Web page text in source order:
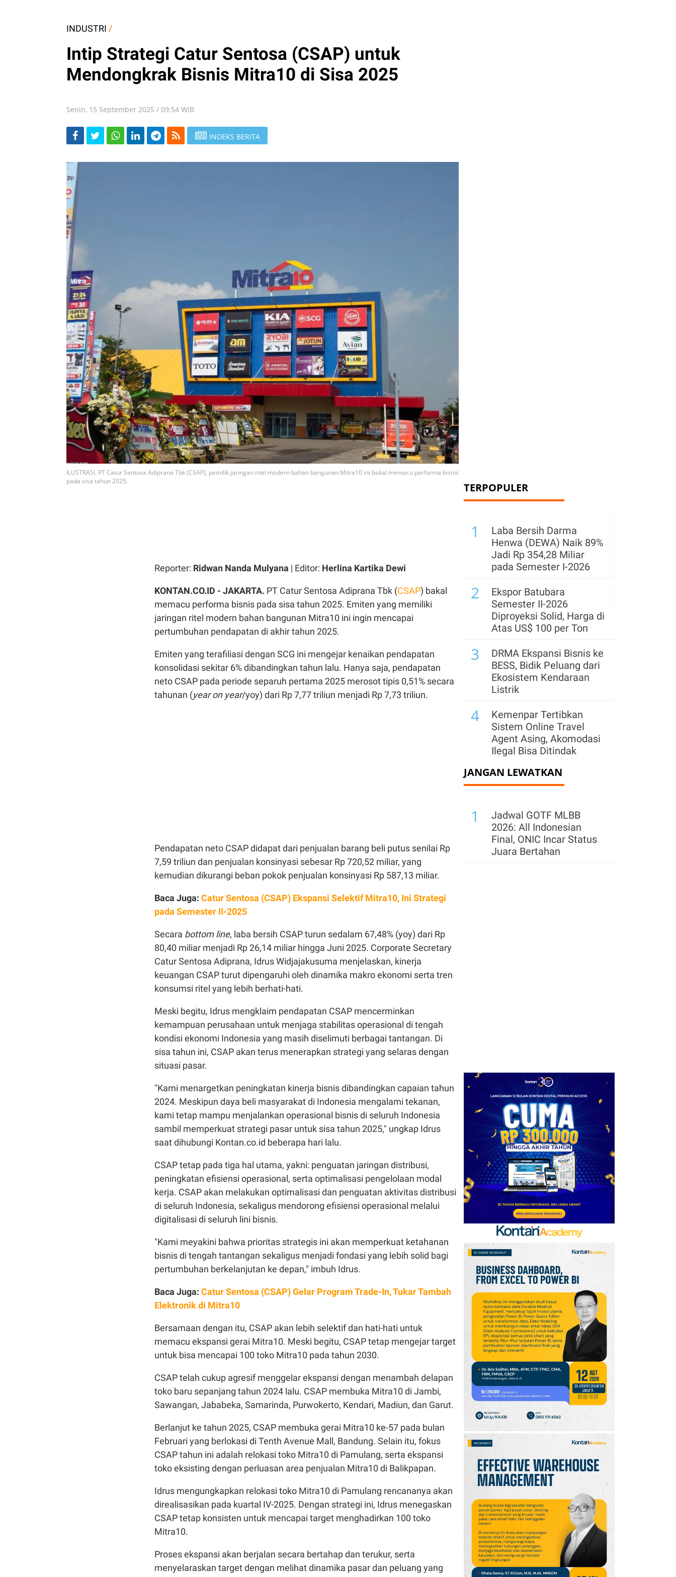
INDUSTRI /
Intip Strategi Catur Sentosa (CSAP) untuk
Mendongkrak Bisnis Mitra10 di Sisa 2025
Senin, 15 September 2025 / 09:54 WIB
INDEKS BERITA
ILUSTRASI. PT Catur Sentosa Adiprana Tbk (CSAP), pemilik jaringan ritel modern bahan bangunan Mitra10 ini bakal memacu performa bisnis
pada sisa tahun 2025.
Reporter: Ridwan Nanda Mulyana | Editor: Herlina Kartika Dewi
KONTAN.CO.ID - JAKARTA. PT Catur Sentosa Adiprana Tbk (CSAP) bakal
memacu performa bisnis pada sisa tahun 2025. Emiten yang memiliki
jaringan ritel modern bahan bangunan Mitra10 ini ingin mencapai
pertumbuhan pendapatan di akhir tahun 2025.
Emiten yang terafiliasi dengan SCG ini mengejar kenaikan pendapatan
konsolidasi sekitar 6% dibandingkan tahun lalu. Hanya saja, pendapatan
neto CSAP pada periode separuh pertama 2025 merosot tipis 0,51% secara
tahunan (year on year/yoy) dari Rp 7,77 triliun menjadi Rp 7,73 triliun.
Pendapatan neto CSAP didapat dari penjualan barang beli putus senilai Rp
7,59 triliun dan penjualan konsinyasi sebesar Rp 720,52 miliar, yang
kemudian dikurangi beban pokok penjualan konsinyasi Rp 587,13 miliar.
Baca Juga: Catur Sentosa (CSAP) Ekspansi Selektif Mitra10, Ini Strategi
pada Semester II-2025
Secara bottom line, laba bersih CSAP turun sedalam 67,48% (yoy) dari Rp
80,40 miliar menjadi Rp 26,14 miliar hingga Juni 2025. Corporate Secretary
Catur Sentosa Adiprana, Idrus Widjajakusuma menjelaskan, kinerja
keuangan CSAP turut dipengaruhi oleh dinamika makro ekonomi serta tren
konsumsi ritel yang lebih berhati-hati.
Meski begitu, Idrus mengklaim pendapatan CSAP mencerminkan
kemampuan perusahaan untuk menjaga stabilitas operasional di tengah
kondisi ekonomi Indonesia yang masih diselimuti berbagai tantangan. Di
sisa tahun ini, CSAP akan terus menerapkan strategi yang selaras dengan
situasi pasar.
"Kami menargetkan peningkatan kinerja bisnis dibandingkan capaian tahun
2024. Meskipun daya beli masyarakat di Indonesia mengalami tekanan,
kami tetap mampu menjalankan operasional bisnis di seluruh Indonesia
sambil memperkuat strategi pasar untuk sisa tahun 2025," ungkap Idrus
saat dihubungi Kontan.co.id beberapa hari lalu.
CSAP tetap pada tiga hal utama, yakni: penguatan jaringan distribusi,
peningkatan efisiensi operasional, serta optimalisasi pengelolaan modal
kerja. CSAP akan melakukan optimalisasi dan penguatan aktivitas distribusi
di seluruh Indonesia, sekaligus mendorong efisiensi operasional melalui
digitalisasi di seluruh lini bisnis.
"Kami meyakini bahwa prioritas strategis ini akan memperkuat ketahanan
bisnis di tengah tantangan sekaligus menjadi fondasi yang lebih solid bagi
pertumbuhan berkelanjutan ke depan," imbuh Idrus.
Baca Juga: Catur Sentosa (CSAP) Gelar Program Trade-In, Tukar Tambah
Elektronik di Mitra10
Bersamaan dengan itu, CSAP akan lebih selektif dan hati-hati untuk
memacu ekspansi gerai Mitra10. Meski begitu, CSAP tetap mengejar target
untuk bisa mencapai 100 toko Mitra10 pada tahun 2030.
CSAP telah cukup agresif menggelar ekspansi dengan menambah delapan
toko baru sepanjang tahun 2024 lalu. CSAP membuka Mitra10 di Jambi,
Sawangan, Jababeka, Samarinda, Purwokerto, Kendari, Madiun, dan Garut.
Berlanjut ke tahun 2025, CSAP membuka gerai Mitra10 ke-57 pada bulan
Februari yang berlokasi di Tenth Avenue Mall, Bandung. Selain itu, fokus
CSAP tahun ini adalah relokasi toko Mitra10 di Pamulang, serta ekspansi
toko eksisting dengan perluasan area penjualan Mitra10 di Balikpapan.
Idrus mengungkapkan relokasi toko Mitra10 di Pamulang rencananya akan
direalisasikan pada kuartal IV-2025. Dengan strategi ini, Idrus menegaskan
CSAP tetap konsisten untuk mencapai target menghadirkan 100 toko
Mitra10.
Proses ekspansi akan berjalan secara bertahap dan terukur, serta
menyelaraskan target dengan melihat dinamika pasar dan peluang yang
TERPOPULER
1
Laba Bersih Darma
Henwa (DEWA) Naik 89%
Jadi Rp 354,28 Miliar
pada Semester I-2026
2
Ekspor Batubara
Semester II-2026
Diproyeksi Solid, Harga di
Atas US$ 100 per Ton
3
DRMA Ekspansi Bisnis ke
BESS, Bidik Peluang dari
Ekosistem Kendaraan
Listrik
4
Kemenpar Tertibkan
Sistem Online Travel
Agent Asing, Akomodasi
Ilegal Bisa Ditindak
5
Indonesia Bidik
Kerjasama Industri
Sektor Andalannya
Kemenpar: 259
Akomodasi Tak Berizin
Sistem
Bukan November,
Asosiasi Usul Pajak
Marketplace Mulai
Dipungut Januari 2027
JANGAN LEWATKAN
1
Jadwal GOTF MLBB
2026: All Indonesian
Final, ONIC Incar Status
Juara Bertahan